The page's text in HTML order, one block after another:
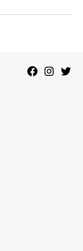
Facebook